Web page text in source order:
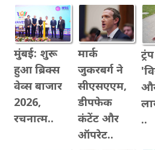
मुंबई: शुरू
हुआ ब्रिक्स
वेव्स बाजार
2026,
रचनात्म..
मार्क
जुकरबर्ग ने
सीएसएएम,
डीपफेक
कंटेंट और
ऑपरेट..
..